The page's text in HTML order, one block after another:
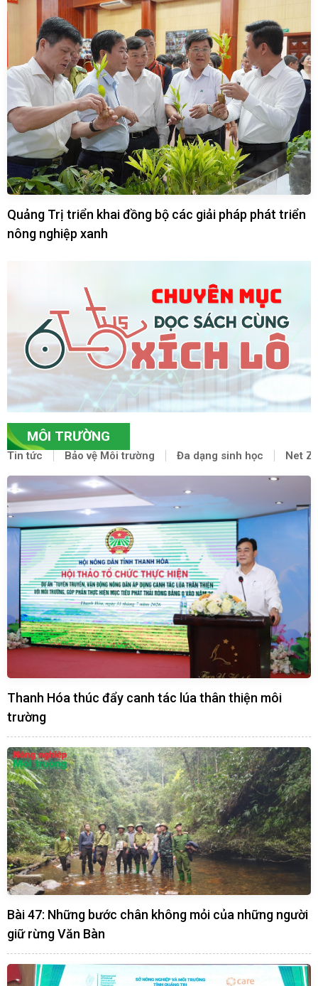
Quảng Trị triển khai đồng bộ các giải pháp phát triển
nông nghiệp xanh
MÔI TRƯỜNG
Tin tức Bảo vệ Môi trường Đa dạng sinh học Net
Thanh Hóa thúc đẩy canh tác lúa thân thiện môi
trường
Bài 47: Những bước chân không mỏi của những người
giữ rừng Văn Bàn